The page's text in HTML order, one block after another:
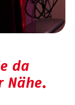
da
Nähe.